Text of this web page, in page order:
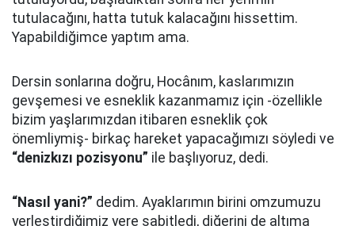
tutulacağını, hatta tutuk kalacağını hissettim.
Yapabildiğimce yaptım ama.
Dersin sonlarına doğru, Hocânım, kaslarımızın
gevşemesi ve esneklik kazanmamız için -özellikle
bizim yaşlarımızdan itibaren esneklik çok
önemliymiş- birkaç hareket yapacağımızı söyledi ve
“denizkızı pozisyonu” ile başlıyoruz, dedi.
“Nasıl yani?” dedim. Ayaklarımın birini omzumuzu
yerleştirdiğimiz yere sabitledi, diğerini de altıma